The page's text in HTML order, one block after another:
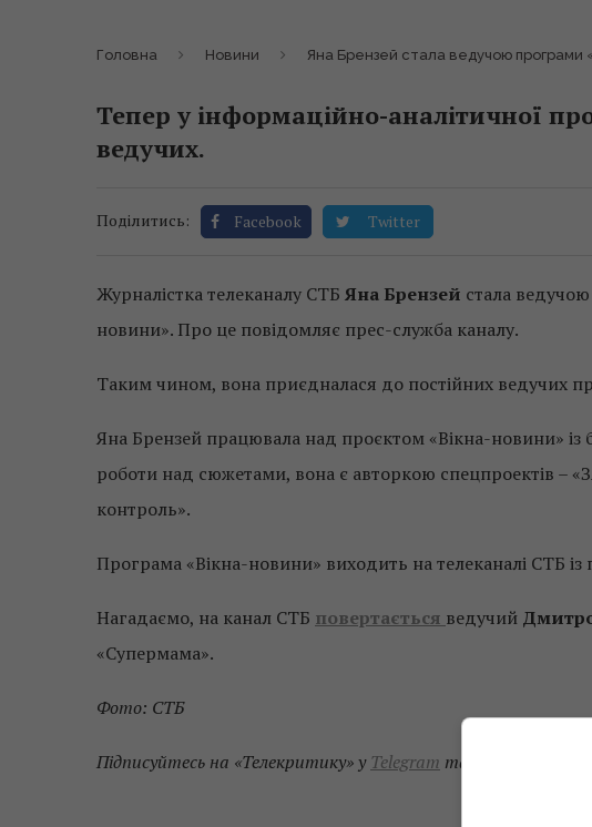
Головна Новини Яна Брензей стала ведучою програми
Тепер у інформаційно-аналітичної
ведучих.
Поділитись: Facebook Twitter
Журналістка телеканалу СТБ Яна Брензей стала
новини». Про це повідомляє прес-служба каналу.
Таким чином, вона приєдналася до постійних ведучих
Яна Брензей працювала над проєктом «Вікна-новини» із
роботи над сюжетами, вона є авторкою спецпроектів –
контроль».
Програма «Вікна-новини» виходить на телеканалі СТБ
Нагадаємо, на канал СТБ повертається ведучий
«Супермама».
Фото: СТБ
Підписуйтесь на «Телекритику» у Telegram та